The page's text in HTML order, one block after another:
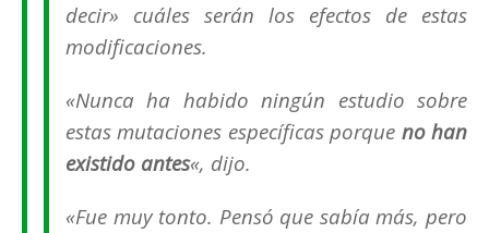
decir» cuáles serán los efectos de estas
modificaciones.
«Nunca ha habido ningún estudio sobre
estas mutaciones específicas porque no han
existido antes«, dijo.
«Fue muy tonto. Pensó que sabía más, pero